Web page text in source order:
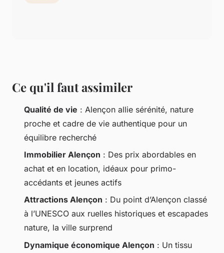
Ce qu'il faut assimiler
Qualité de vie : Alençon allie sérénité, nature
proche et cadre de vie authentique pour un
équilibre recherché
Immobilier Alençon : Des prix abordables en
achat et en location, idéaux pour primo-
accédants et jeunes actifs
Attractions Alençon : Du point d’Alençon classé
à l’UNESCO aux ruelles historiques et escapades
nature, la ville surprend
Dynamique économique Alençon : Un tissu